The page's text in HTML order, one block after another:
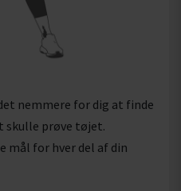
nemmere for dig at finde
skulle prøve tøjet.
mål for hver del af din